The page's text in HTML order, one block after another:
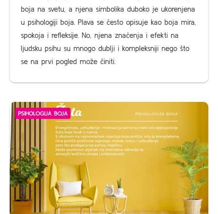
boja na svetu, a njena simbolika duboko je ukorenjena
u psihologiji boja. Plava se često opisuje kao boja mira,
spokoja i refleksije. No, njena značenja i efekti na
ljudsku psihu su mnogo dublji i kompleksniji nego što
se na prvi pogled može činiti.
PSIHOLOGIJA BOJA